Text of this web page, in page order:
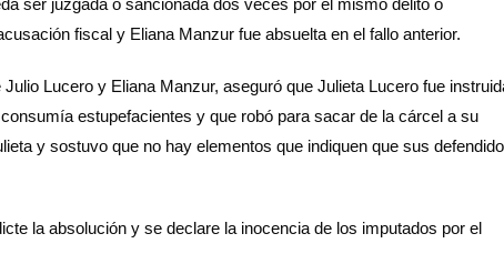
fiscal y Eliana Manzur fue absuelta en el fallo anterior.
Lucero y Eliana Manzur, aseguró que Julieta Lucero fue
estupefacientes y que robó para sacar de la cárcel a su
y sostuvo que no hay elementos que indiquen que sus
la absolución y se declare la inocencia de los imputados por el